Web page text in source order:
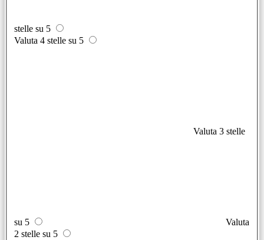
stelle su 5
Valuta 4 stelle su 5
Valuta 3 stelle
su 5
Valuta
2 stelle su 5